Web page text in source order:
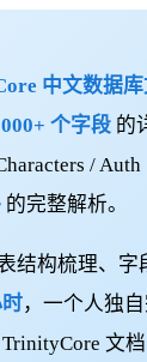
中文数据库
个字段 的
/
的完整解析。
结构梳理、字
，一个人独
文